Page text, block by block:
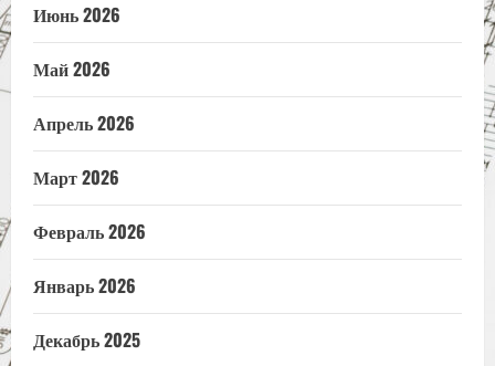
Июнь 2026
Май 2026
Апрель 2026
Март 2026
Февраль 2026
Январь 2026
Декабрь 2025